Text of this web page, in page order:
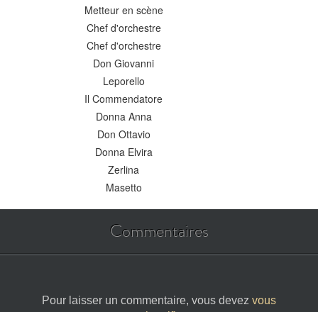
Metteur en scène
Chef d'orchestre
Chef d'orchestre
Don Giovanni
Leporello
Il Commendatore
Donna Anna
Don Ottavio
Donna Elvira
Zerlina
Masetto
Commentaires
Pour laisser un commentaire, vous devez vous